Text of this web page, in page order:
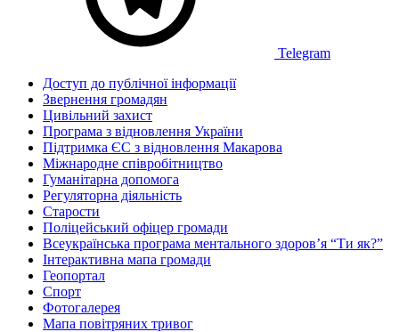
Telegram
Доступ до публічної інформації
Звернення громадян
Цивільний захист
Програма з відновлення України
Підтримка ЄС з відновлення Макарова
Міжнародне співробітництво
Гуманітарна допомога
Регуляторна діяльність
Старости
Поліцейський офіцер громади
Всеукраїнська програма ментального здоров’я “Ти як?”
Інтерактивна мапа громади
Геопортал
Спорт
Фотогалерея
Мапа повітряних тривог